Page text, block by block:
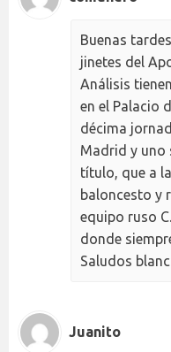
Buenas
jinetes del
Análisis
en el Palacio
décima
Madrid y uno
título, que a
baloncesto y
equipo ruso
donde
Saludos
Juanito